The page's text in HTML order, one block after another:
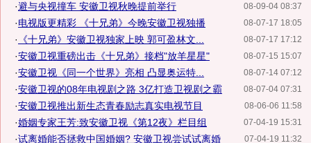
08-09-04 08:37
·避与央视撞车 安徽卫视秋晚提前举行
08-07-17 18:05
·电视版更精彩 《十兄弟》今晚安徽卫视独播
08-07-17 17:12
· 《十兄弟》安徽卫视独家上映 郭可盈林文...
08-07-15 15:07
·安徽卫视重磅出击《十兄弟》接档"放羊星星"
08-07-14 07:12
·安徽卫视《同一个世界》亮相 凸显奥运特...
08-07-04 07:31
·安徽卫视的08年电视剧之路 3亿打造卫视剧之霸
08-06-06 11:58
·安徽卫视推出新生态青春励志真实电视节目
07-04-19 15:31
·婚姻专家王芳:致安徽卫视《第12夜》栏目组
07-04-19 11:32
·试离婚能否拯救中国婚姻? 安徽卫视尝试试离婚